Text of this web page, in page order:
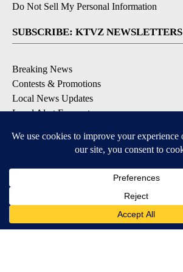
Do Not Sell My Personal Information
SUBSCRIBE: KTVZ NEWSLETTERS
Breaking News
Contests & Promotions
Local News Updates
Local Alert Forecast
DOWNLOAD: KTVZ APPS